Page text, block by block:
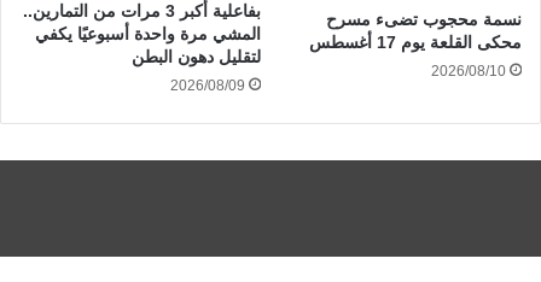
نسمة محجوب تضىء مسرح
محكى القلعة يوم 17 أغسطس
2026/08/10
بفاعلية أكبر 3 مرات من التمارين..
المشي مرة واحدة أسبوعيًا يكفي
لتقليل دهون البطن
2026/08/09